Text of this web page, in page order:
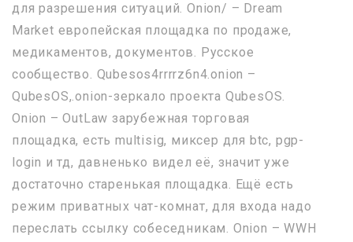
для разрешения ситуаций. Onion/ – Dream
Market европейская площадка по продаже,
медикаментов, документов. Русское
сообщество. Qubesos4rrrrz6n4.onion –
QubesOS,.onion-зеркало проекта QubesOS.
Onion – OutLaw зарубежная торговая
площадка, есть multisig, миксер для btc, pgp-
login и тд, давненько видел её, значит уже
достаточно старенькая площадка. Ещё есть
режим приватных чат-комнат, для входа надо
переслать ссылку собеседникам. Onion – WWH